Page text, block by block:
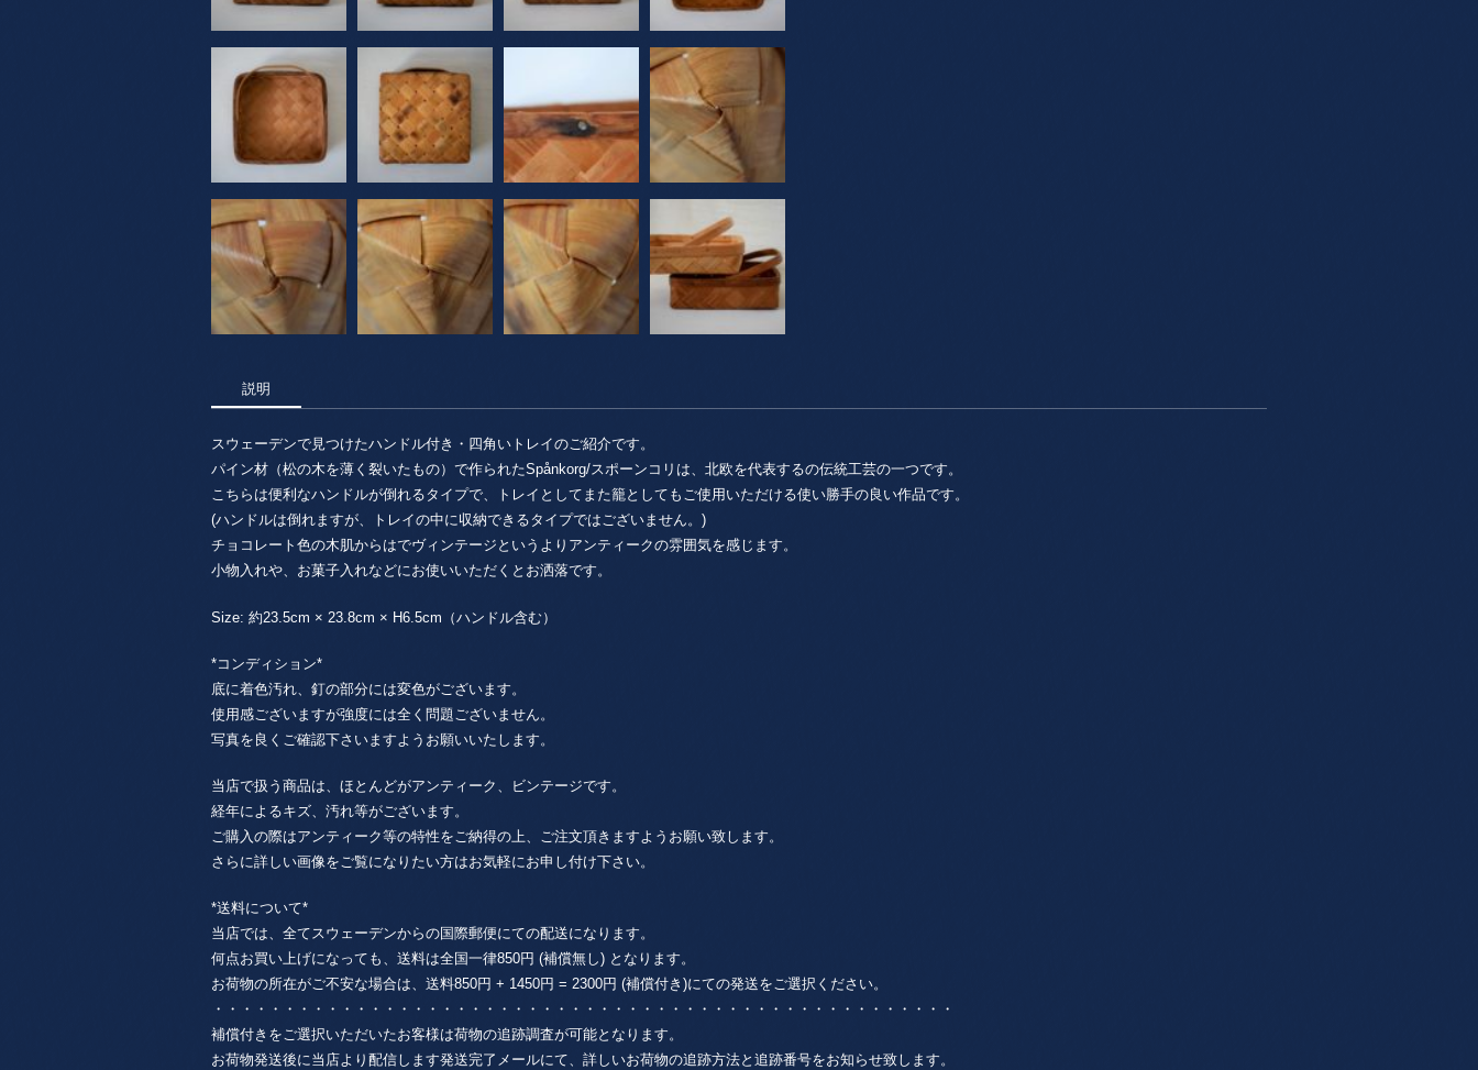
説明
スウェーデンで見つけたハンドル付き・四角いトレイのご紹介です。
パイン材（松の木を薄く裂いたもの）で作られたSpånkorg/スポーンコリは、北欧を代表するの伝統工芸の一つです。
こちらは便利なハンドルが倒れるタイプで、トレイとしてまた籠としてもご使用いただける使い勝手の良い作品です。
(ハンドルは倒れますが、トレイの中に収納できるタイプではございません。)
チョコレート色の木肌からはでヴィンテージというよりアンティークの雰囲気を感じます。
小物入れや、お菓子入れなどにお使いいただくとお洒落です。
Size: 約23.5cm × 23.8cm × H6.5cm（ハンドル含む）
*コンディション*
底に着色汚れ、釘の部分には変色がございます。
使用感ございますが強度には全く問題ございません。
写真を良くご確認下さいますようお願いいたします。
当店で扱う商品は、ほとんどがアンティーク、ビンテージです。
経年によるキズ、汚れ等がございます。
ご購入の際はアンティーク等の特性をご納得の上、ご注文頂きますようお願い致します。
さらに詳しい画像をご覧になりたい方はお気軽にお申し付け下さい。
*送料について*
当店では、全てスウェーデンからの国際郵便にての配送になります。
何点お買い上げになっても、送料は全国一律850円 (補償無し) となります。
お荷物の所在がご不安な場合は、送料850円 + 1450円 = 2300円 (補償付き)にての発送をご選択ください。
・・・・・・・・・・・・・・・・・・・・・・・・・・・・・・・・・・・・・・・・・・・・・・・・・・・・
補償付きをご選択いただいたお客様は荷物の追跡調査が可能となります。
お荷物発送後に当店より配信します発送完了メールにて、詳しいお荷物の追跡方法と追跡番号をお知らせ致します。